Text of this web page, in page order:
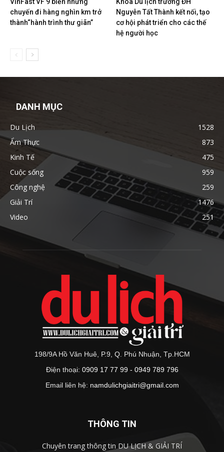
VinFast VF 9 biến những
chuyến đi hàng nghìn km trở
thành“hành trình thư giãn”
Khoa Du lịch trường ĐH
Nguyễn Tất Thành kết nối, tạo
cơ hội phát triển cho các thế
hệ người học
DANH MỤC
Du Lịch
1528
Ẩm Thực
873
Kinh Tế
475
Cuộc sống
959
Công nghệ
259
Giải Trí
1476
Video
251
198/9A Hồ Văn Huê, P.9, Q. Phú Nhuận, Tp.HCM
Điện thoại: 0909 17 77 99 - 0949 789 796
Email liên hệ: namdulichgiaitri@gmail.com
THÔNG TIN
Chuyên trang thông tin DU LỊCH & GIẢI TRÍ